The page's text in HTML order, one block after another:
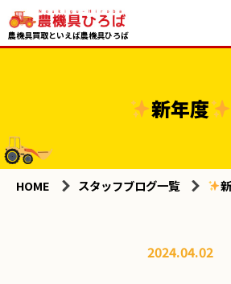
農機具買取といえば農機具ひろば
新年度
HOME スタッフブログ一覧
2024.04.02